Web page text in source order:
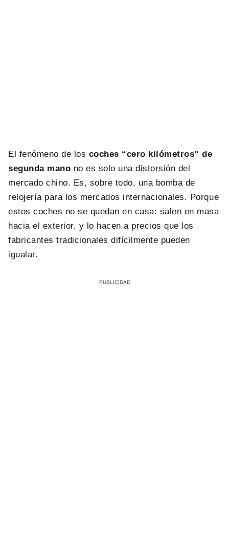
El fenómeno de los coches “cero kilómetros” de
segunda mano no es solo una distorsión del
mercado chino. Es, sobre todo, una bomba de
relojería para los mercados internacionales. Porque
estos coches no se quedan en casa: salen en masa
hacia el exterior, y lo hacen a precios que los
fabricantes tradicionales difícilmente pueden
igualar.